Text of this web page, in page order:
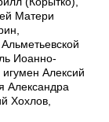
Матери
Иоанно-
Алексий
Александра
Хохлов,